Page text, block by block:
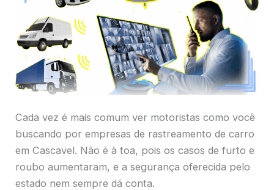
Cada vez é mais comum ver motoristas como você
buscando por empresas de rastreamento de carro
em Cascavel. Não é à toa, pois os casos de furto e
roubo aumentaram, e a segurança oferecida pelo
estado nem sempre dá conta.